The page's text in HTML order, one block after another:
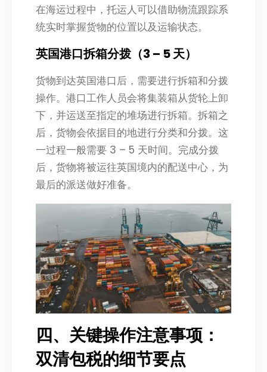
在海运过程中，托运人可以借助物流跟踪系
统实时掌握货物的位置以及运输状态。
英国港口拆箱分拨（3 – 5 天）
货物到达英国港口后，需要进行拆箱和分拨
操作。港口工作人员会将集装箱从货轮上卸
下，并运送至指定的堆场进行拆箱。拆箱之
后，货物会依据目的地进行分类和分拨。这
一过程一般需要 3 – 5 天时间。完成分拨
后，货物将被运往英国境内的配送中心，为
最后的派送做好准备。
四、关键操作注意事项：
双清包税的细节要点